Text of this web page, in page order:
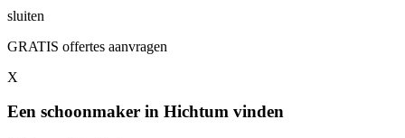
sluiten
GRATIS offertes aanvragen
X
Een schoonmaker in Hichtum vinden